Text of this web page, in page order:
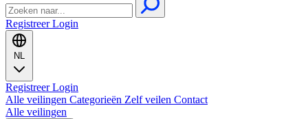
RegistreerLogin
NL
RegistreerLogin
Alle veilingen Categorieën Zelf veilen Contact
Alle veilingen